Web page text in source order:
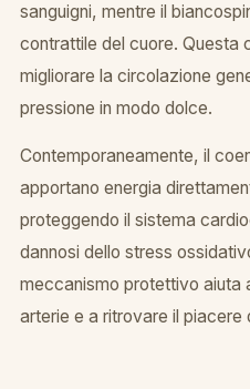
sanguigni, mentre il
contrattile del cuore. Questa
migliorare la circolazione
pressione in modo dolce.
Contemporaneamente, il
apportano energia
proteggendo il sistema
dannosi dello stress
meccanismo protettivo aiuta
arterie e a ritrovare il piacere